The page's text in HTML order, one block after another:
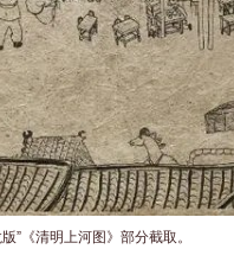
版”《清明上河图》部分截取。